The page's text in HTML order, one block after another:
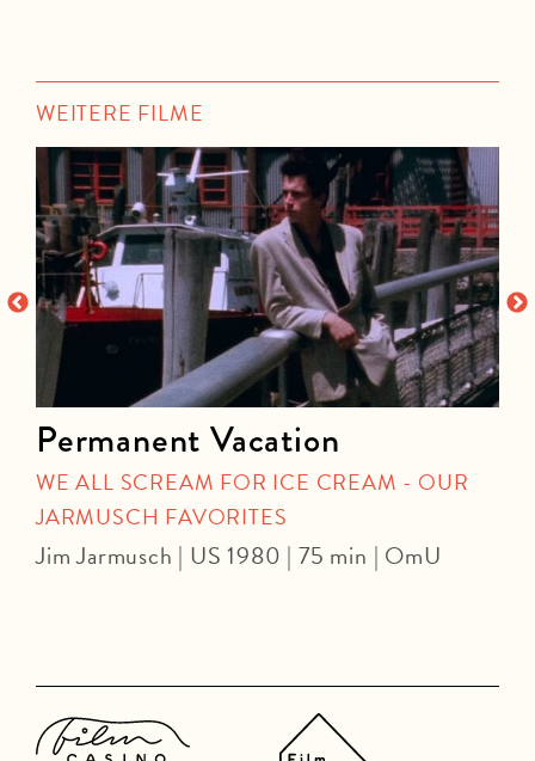
WEITERE FILME
Permanent Vacation
WE ALL SCREAM FOR ICE CREAM - OUR
JARMUSCH FAVORITES
Jim Jarmusch | US 1980 | 75 min | OmU